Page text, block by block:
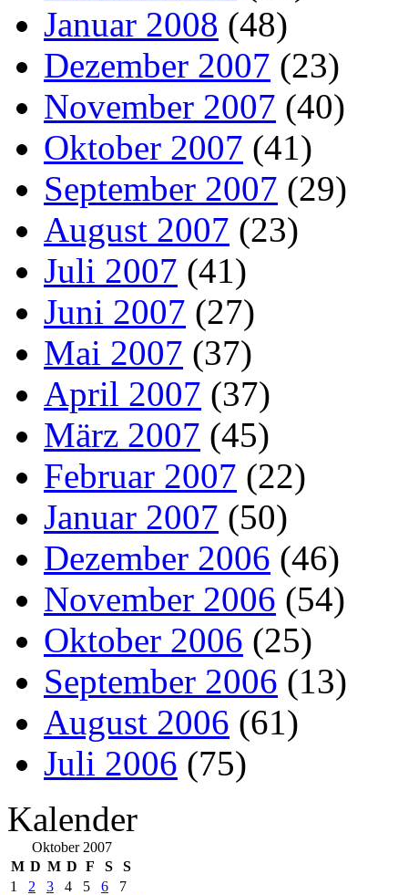
Januar 2008 (48)
Dezember 2007 (23)
November 2007 (40)
Oktober 2007 (41)
September 2007 (29)
August 2007 (23)
Juli 2007 (41)
Juni 2007 (27)
Mai 2007 (37)
April 2007 (37)
März 2007 (45)
Februar 2007 (22)
Januar 2007 (50)
Dezember 2006 (46)
November 2006 (54)
Oktober 2006 (25)
September 2006 (13)
August 2006 (61)
Juli 2006 (75)
Kalender
Oktober 2007
M D M D F S
S
1
2 3 4 5 6
7